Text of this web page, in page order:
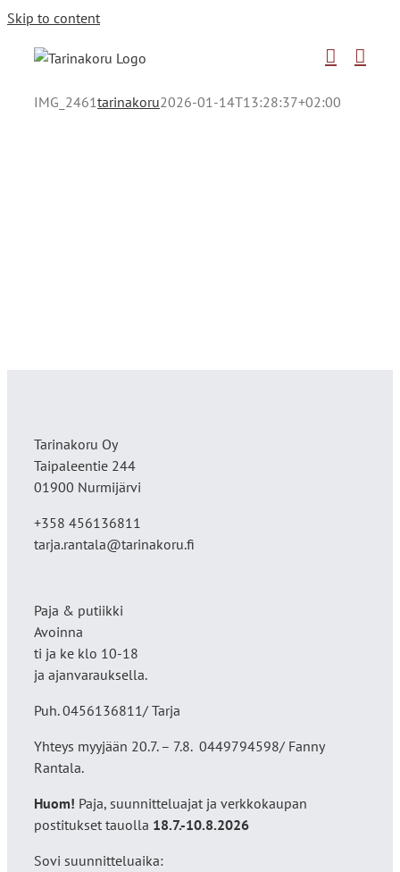
Skip to content
IMG_2461tarinakoru2026-01-14T13:28:37+02:00
Tarinakoru Oy
Taipaleentie 244
01900 Nurmijärvi
+358 456136811
tarja.rantala@tarinakoru.fi
Paja & putiikki
Avoinna
ti ja ke klo 10-18
ja ajanvarauksella.
Puh. 0456136811/ Tarja
Yhteys myyjään 20.7. – 7.8. 0449794598/ Fanny
Rantala.
Huom! Paja, suunnitteluajat ja verkkokaupan
postitukset tauolla 18.7.-10.8.2026
Sovi suunnitteluaika: